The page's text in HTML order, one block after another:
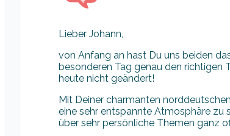
Lieber Johann,
von Anfang an hast Du uns beiden
besonderen Tag genau den richtigen
heute nicht geändert!
Mit Deiner charmanten
eine sehr entspannte Atmosphäre zu
über sehr persönliche Themen ganz